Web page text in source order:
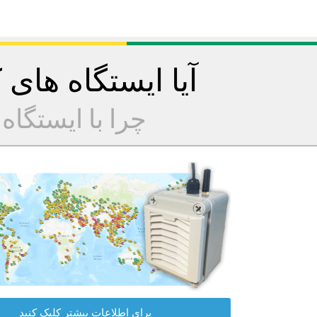
آیا ایستگاه
چرا با
برای اطلاعات بیشتر کلیک کنید